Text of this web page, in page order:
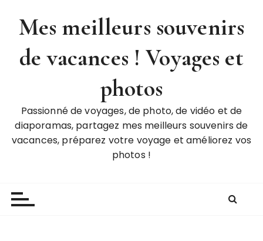
Mes meilleurs souvenirs
de vacances ! Voyages et
photos
Passionné de voyages, de photo, de vidéo et de
diaporamas, partagez mes meilleurs souvenirs de
vacances, préparez votre voyage et améliorez vos
photos !